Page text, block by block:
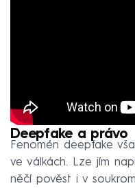
Deepfake a právo
Fenomén deepfake
ve válkách. Lze jím
něčí pověst i v